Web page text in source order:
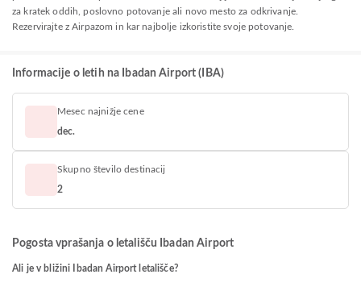
za kratek oddih, poslovno potovanje ali novo mesto za odkrivanje.
Rezervirajte z Airpazom in kar najbolje izkoristite svoje potovanje.
Informacije o letih na Ibadan Airport (IBA)
Mesec najnižje cene
dec.
Skupno število destinacij
2
Pogosta vprašanja o letališču Ibadan Airport
Ali je v bližini Ibadan Airport letališče?